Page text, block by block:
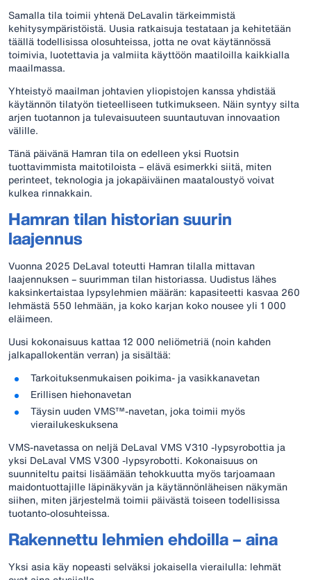
Samalla tila toimii yhtenä DeLavalin tärkeimmistä
kehitysympäristöistä. Uusia ratkaisuja testataan ja kehitetään
täällä todellisissa olosuhteissa, jotta ne ovat käytännössä
toimivia, luotettavia ja valmiita käyttöön maatiloilla kaikkialla
maailmassa.
Yhteistyö maailman johtavien yliopistojen kanssa yhdistää
käytännön tilatyön tieteelliseen tutkimukseen. Näin syntyy silta
arjen tuotannon ja tulevaisuuteen suuntautuvan innovaation
välille.
Tänä päivänä Hamran tila on edelleen yksi Ruotsin
tuottavimmista maitotiloista – elävä esimerkki siitä, miten
perinteet, teknologia ja jokapäiväinen maataloustyö voivat
kulkea rinnakkain.
Hamran tilan historian suurin
laajennus
Vuonna 2025 DeLaval toteutti Hamran tilalla mittavan
laajennuksen – suurimman tilan historiassa. Uudistus lähes
kaksinkertaistaa lypsylehmien määrän: kapasiteetti kasvaa 260
lehmästä 550 lehmään, ja koko karjan koko nousee yli 1 000
eläimeen.
Uusi kokonaisuus kattaa 12 000 neliömetriä (noin kahden
jalkapallokentän verran) ja sisältää:
Tarkoituksenmukaisen poikima- ja vasikkanavetan
Erillisen hiehonavetan
Täysin uuden VMS™-navetan, joka toimii myös
vierailukeskuksena
VMS-navetassa on neljä DeLaval VMS V310 -lypsyrobottia ja
yksi DeLaval VMS V300 -lypsyrobotti. Kokonaisuus on
suunniteltu paitsi lisäämään tehokkuutta myös tarjoamaan
maidontuottajille läpinäkyvän ja käytännönläheisen näkymän
siihen, miten järjestelmä toimii päivästä toiseen todellisissa
tuotanto-olosuhteissa.
Rakennettu lehmien ehdoilla – aina
Yksi asia käy nopeasti selväksi jokaisella vierailulla: lehmät